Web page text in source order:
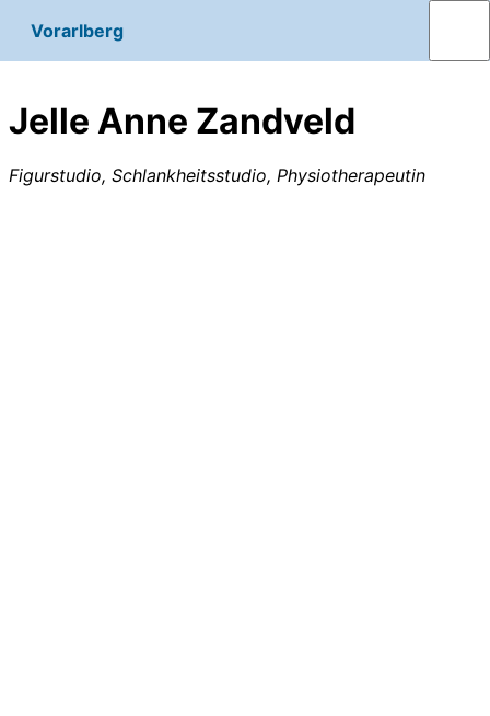
Vorarlberg
Jelle Anne Zandveld
Figurstudio, Schlankheitsstudio, Physiotherapeutin